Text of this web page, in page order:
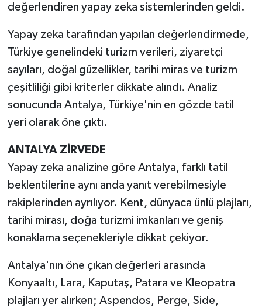
değerlendiren yapay zeka sistemlerinden geldi.
Yapay zeka tarafından yapılan değerlendirmede,
Türkiye genelindeki turizm verileri, ziyaretçi
sayıları, doğal güzellikler, tarihi miras ve turizm
çeşitliliği gibi kriterler dikkate alındı. Analiz
sonucunda Antalya, Türkiye'nin en gözde tatil
yeri olarak öne çıktı.
ANTALYA ZİRVEDE
Yapay zeka analizine göre Antalya, farklı tatil
beklentilerine aynı anda yanıt verebilmesiyle
rakiplerinden ayrılıyor. Kent, dünyaca ünlü plajları,
tarihi mirası, doğa turizmi imkanları ve geniş
konaklama seçenekleriyle dikkat çekiyor.
Antalya'nın öne çıkan değerleri arasında
Konyaaltı, Lara, Kaputaş, Patara ve Kleopatra
plajları yer alırken; Aspendos, Perge, Side,